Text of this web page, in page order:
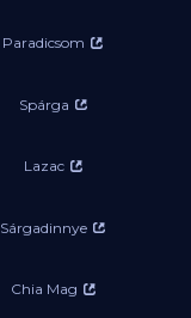
Paradicsom
Spárga
Lazac
Sárgadinnye
Chia Mag